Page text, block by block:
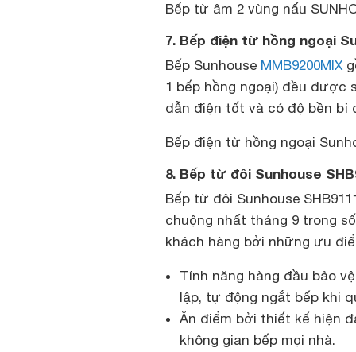
Bếp từ âm 2 vùng nấu
7. Bếp điện từ hồng ngoại
Bếp Sunhouse MMB9200MIX
1 bếp hồng ngoại) đều được
dẫn điện tốt và có độ bền bỉ
Bếp điện từ hồng ngoại
8. Bếp từ đôi Sunhouse
Bếp từ đôi Sunhouse
chuộng nhất tháng 9 trong
khách hàng bởi những ưu
Tính năng hàng đầu bảo
lập, tự động ngắt bếp khi
Ăn điểm bởi thiết kế hiện
không gian bếp mọi nhà.